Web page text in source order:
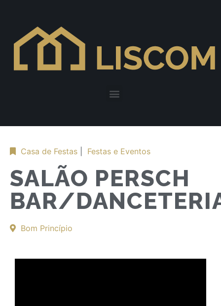
Casa de Festas Festas e Eventos
SALÃO PERSCH
BAR/
Bom Princípio